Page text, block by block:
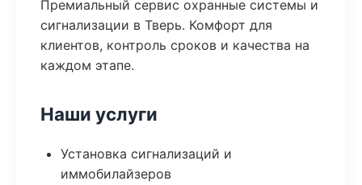
Премиальный сервис охранные системы и
сигнализации в Тверь. Комфорт для
клиентов, контроль сроков и качества на
каждом этапе.
Наши услуги
Установка сигнализаций и
иммобилайзеров